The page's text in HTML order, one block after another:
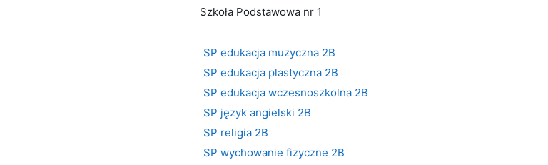
Szkoła Podstawowa nr 1
SP edukacja muzyczna 2B
SP edukacja plastyczna 2B
SP edukacja wczesnoszkolna 2B
SP język angielski 2B
SP religia 2B
SP wychowanie fizyczne 2B